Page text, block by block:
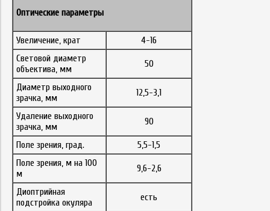
Оптические параметры
Увеличение, крат
4-16
Световой диаметр
объектива, мм
50
Диаметр выходного
зрачка, мм
12,5-3,1
Удаление выходного
зрачка, мм
90
Поле зрения, град.
5,5-1,5
Поле зрения, м на 100
м
9,6-2,6
Диоптрийная
подстройка окуляра
есть